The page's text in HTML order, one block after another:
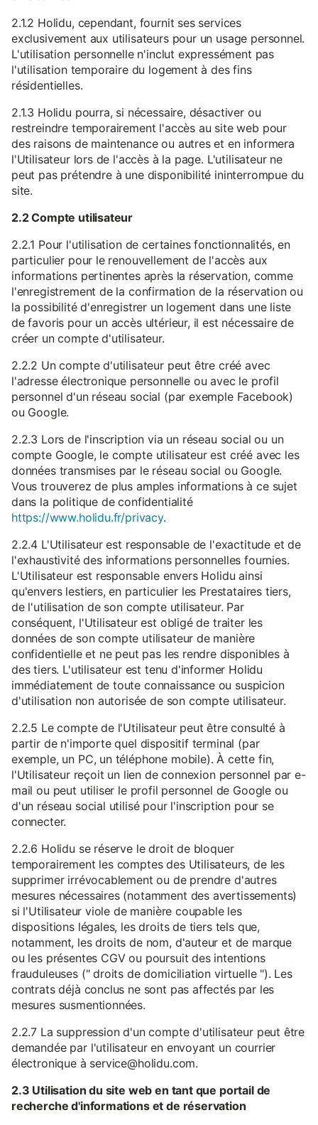
2.1.2 Holidu, cependant, fournit ses services
exclusivement aux utilisateurs pour un usage personnel.
L'utilisation personnelle n'inclut expressément pas
l'utilisation temporaire du logement à des fins
résidentielles.
2.1.3 Holidu pourra, si nécessaire, désactiver ou
restreindre temporairement l'accès au site web pour
des raisons de maintenance ou autres et en informera
l'Utilisateur lors de l'accès à la page. L'utilisateur ne
peut pas prétendre à une disponibilité ininterrompue du
site.
2.2 Compte utilisateur
2.2.1 Pour l'utilisation de certaines fonctionnalités, en
particulier pour le renouvellement de l'accès aux
informations pertinentes après la réservation, comme
l'enregistrement de la confirmation de la réservation ou
la possibilité d'enregistrer un logement dans une liste
de favoris pour un accès ultérieur, il est nécessaire de
créer un compte d'utilisateur.
2.2.2 Un compte d'utilisateur peut être créé avec
l'adresse électronique personnelle ou avec le profil
personnel d'un réseau social (par exemple Facebook)
ou Google.
2.2.3 Lors de l'inscription via un réseau social ou un
compte Google, le compte utilisateur est créé avec les
données transmises par le réseau social ou Google.
Vous trouverez de plus amples informations à ce sujet
dans la politique de confidentialité
https://www.holidu.fr/privacy.
2.2.4 L'Utilisateur est responsable de l'exactitude et de
l'exhaustivité des informations personnelles fournies.
L'Utilisateur est responsable envers Holidu ainsi
qu'envers lestiers, en particulier les Prestataires tiers,
de l'utilisation de son compte utilisateur. Par
conséquent, l'Utilisateur est obligé de traiter les
données de son compte utilisateur de manière
confidentielle et ne peut pas les rendre disponibles à
des tiers. L'utilisateur est tenu d'informer Holidu
immédiatement de toute connaissance ou suspicion
d'utilisation non autorisée de son compte utilisateur.
2.2.5 Le compte de l'Utilisateur peut être consulté à
partir de n'importe quel dispositif terminal (par
exemple, un PC, un téléphone mobile). À cette fin,
l'Utilisateur reçoit un lien de connexion personnel par e-
mail ou peut utiliser le profil personnel de Google ou
d'un réseau social utilisé pour l'inscription pour se
connecter.
2.2.6 Holidu se réserve le droit de bloquer
temporairement les comptes des Utilisateurs, de les
supprimer irrévocablement ou de prendre d'autres
mesures nécessaires (notamment des avertissements)
si l'Utilisateur viole de manière coupable les
dispositions légales, les droits de tiers tels que,
notamment, les droits de nom, d'auteur et de marque
ou les présentes CGV ou poursuit des intentions
frauduleuses (" droits de domiciliation virtuelle "). Les
contrats déjà conclus ne sont pas affectés par les
mesures susmentionnées.
2.2.7 La suppression d'un compte d'utilisateur peut être
demandée par l'utilisateur en envoyant un courrier
électronique à service@holidu.com.
2.3 Utilisation du site web en tant que portail de
recherche d'informations et de réservation